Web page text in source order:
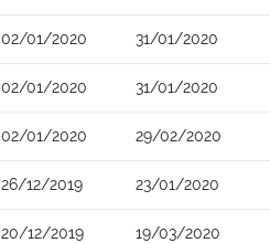
02/01/2020 31/01/2020
02/01/2020 31/01/2020
02/01/2020 29/02/2020
26/12/2019 23/01/2020
20/12/2019 19/03/2020